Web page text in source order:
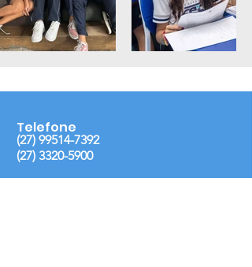
Telefone
(27) 99514-7392
(27) 3320-5900